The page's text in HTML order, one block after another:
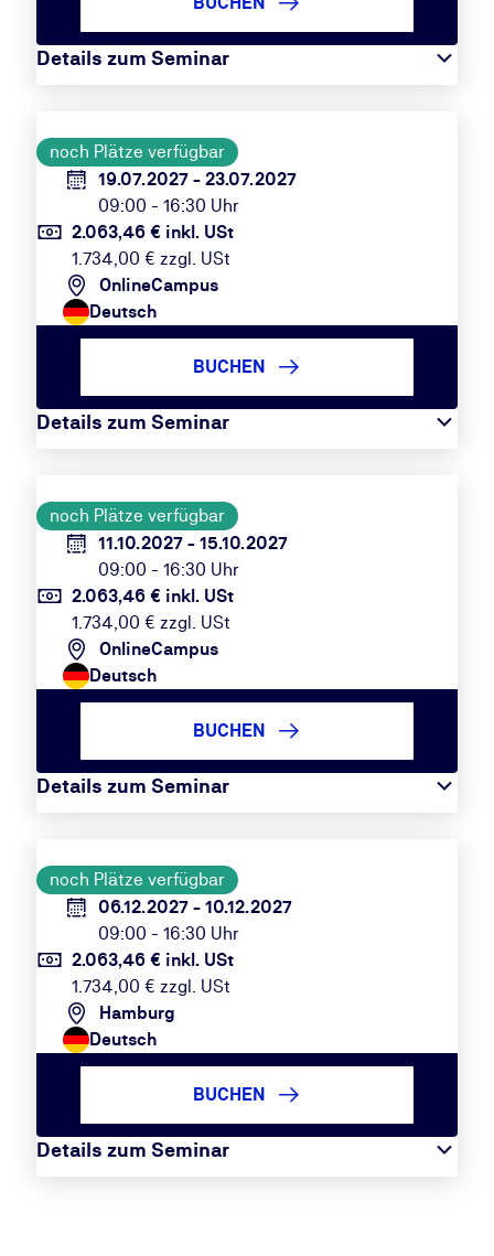
Details zum Seminar
noch Plätze verfügbar
19.07.2027 - 23.07.2027
09:00 - 16:30 Uhr
2.063,46 € inkl. USt
1.734,00 € zzgl. USt
OnlineCampus
Deutsch
Details zum Seminar
BUCHEN
noch Plätze verfügbar
11.10.2027 - 15.10.2027
09:00 - 16:30 Uhr
2.063,46 € inkl. USt
1.734,00 € zzgl. USt
OnlineCampus
Deutsch
Details zum Seminar
BUCHEN
noch Plätze verfügbar
06.12.2027 - 10.12.2027
09:00 - 16:30 Uhr
2.063,46 € inkl. USt
1.734,00 € zzgl. USt
Hamburg
Deutsch
Details zum Seminar
BUCHEN